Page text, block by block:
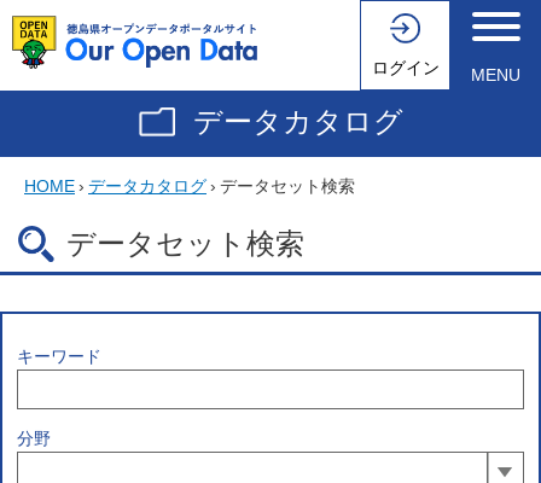
ログイン MENU
データカタログ
HOME› データカタログ› データセット検索
データセット検索
キーワード
分野